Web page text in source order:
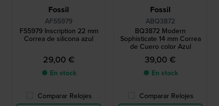
Fossil
AFS5979
FS5979 Inscription 22 mm
Correa de silicona azul
29,00 €
● En stock
Comparar Relojes
Fossil
ABQ3872
BQ3872 Modern
Sophisticate 14 mm Correa
de Cuero color Azul
39,00 €
● En stock
Comparar Relojes